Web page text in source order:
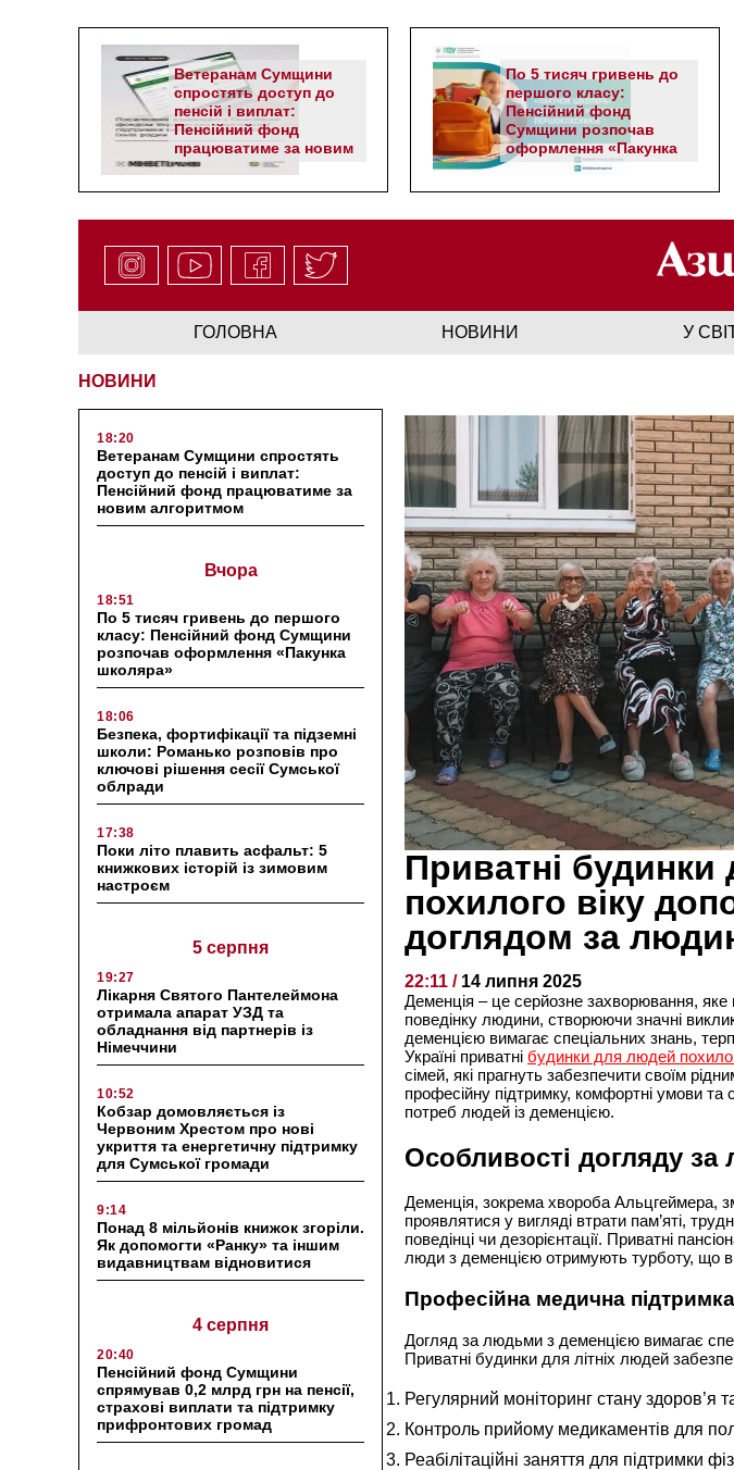
Ветеранам Сумщини
спростять доступ до
пенсій і виплат:
Пенсійний фонд
працюватиме за новим
алгоритмом
По 5 тисяч гривень до
першого класу:
Пенсійний фонд
Сумщини розпочав
оформлення «Пакунка
школяра»
ГОЛОВНА НОВИНИ У
НОВИНИ
18:20
Ветеранам Сумщини спростять
доступ до пенсій і виплат:
Пенсійний фонд працюватиме за
новим алгоритмом
Вчора
18:51
По 5 тисяч гривень до першого
класу: Пенсійний фонд Сумщини
розпочав оформлення «Пакунка
школяра»
18:06
Безпека, фортифікації та підземні
школи: Романько розповів про
ключові рішення сесії Сумської
облради
17:38
Поки літо плавить асфальт: 5
книжкових історій із зимовим
настроєм
5 серпня
19:27
Лікарня Святого Пантелеймона
отримала апарат УЗД та
обладнання від партнерів із
Німеччини
10:52
Кобзар домовляється із
Червоним Хрестом про нові
укриття та енергетичну підтримку
для Сумської громади
9:14
Понад 8 мільйонів книжок згоріли.
Як допомогти «Ранку» та іншим
видавництвам відновитися
4 серпня
20:40
Пенсійний фонд Сумщини
спрямував 0,2 млрд грн на пенсії,
страхові виплати та підтримку
прифронтових громад
Приватні
похилого віку
доглядом за
22:11 / 14 липня 2025
Деменція – це серйозне захворювання, яке
поведінку людини, створюючи значні
деменцією вимагає спеціальних знань,
Україні приватні будинки для людей
сімей, які прагнуть забезпечити своїм
професійну підтримку, комфортні умови та
потреб людей із деменцією.
Особливості догляду
Деменція, зокрема хвороба Альцгеймера,
проявлятися у вигляді втрати пам’яті,
поведінці чи дезорієнтації. Приватні
люди з деменцією отримують турботу, що
Професійна медична підтримка
Догляд за людьми з деменцією вимагає
Приватні будинки для літніх людей
Регулярний моніторинг стану здоров’я
Контроль прийому медикаментів для
Реабілітаційні заняття для підтримки